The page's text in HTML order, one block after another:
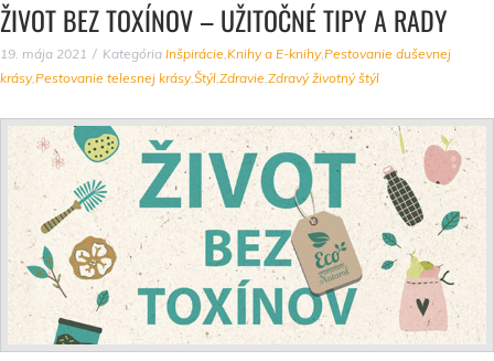
ŽIVOT BEZ TOXÍNOV – UŽITOČNÉ TIPY A RADY
19. mája 2021 Kategória Inšpirácie,Knihy a E-knihy,Pestovanie duševnej
krásy,Pestovanie telesnej krásy,Štýl,Zdravie,Zdravý životný štýl